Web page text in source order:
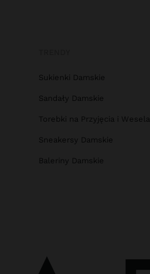
Sukienki Damskie
Sandały Damskie
Torebki na Przyjęcia i Wesela
Sneakersy Damskie
Baleriny Damskie